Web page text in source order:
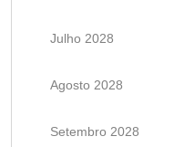
Julho 2028
Agosto 2028
Setembro 2028